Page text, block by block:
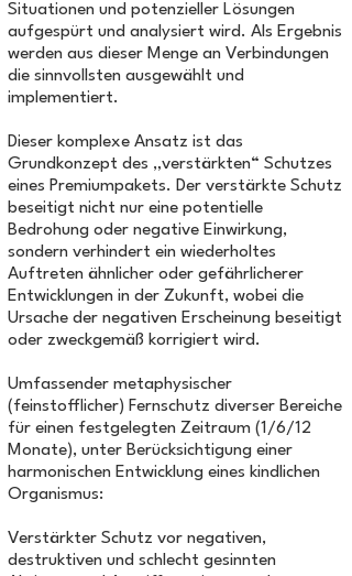
Situationen und potenzieller Lösungen
aufgespürt und analysiert wird. Als Ergebnis
werden aus dieser Menge an Verbindungen
die sinnvollsten ausgewählt und
implementiert.
Dieser komplexe Ansatz ist das
Grundkonzept des „verstärkten“ Schutzes
eines Premiumpakets. Der verstärkte Schutz
beseitigt nicht nur eine potentielle
Bedrohung oder negative Einwirkung,
sondern verhindert ein wiederholtes
Auftreten ähnlicher oder gefährlicherer
Entwicklungen in der Zukunft, wobei die
Ursache der negativen Erscheinung beseitigt
oder zweckgemäß korrigiert wird.
Umfassender metaphysischer
(feinstofflicher) Fernschutz diverser Bereiche
für einen festgelegten Zeitraum (1/6/12
Monate), unter Berücksichtigung einer
harmonischen Entwicklung eines kindlichen
Organismus:
Verstärkter Schutz vor negativen,
destruktiven und schlecht gesinnten